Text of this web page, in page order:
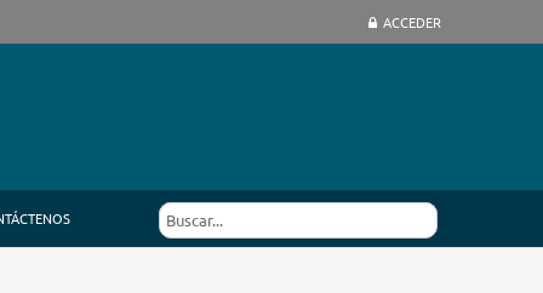
ACCEDER